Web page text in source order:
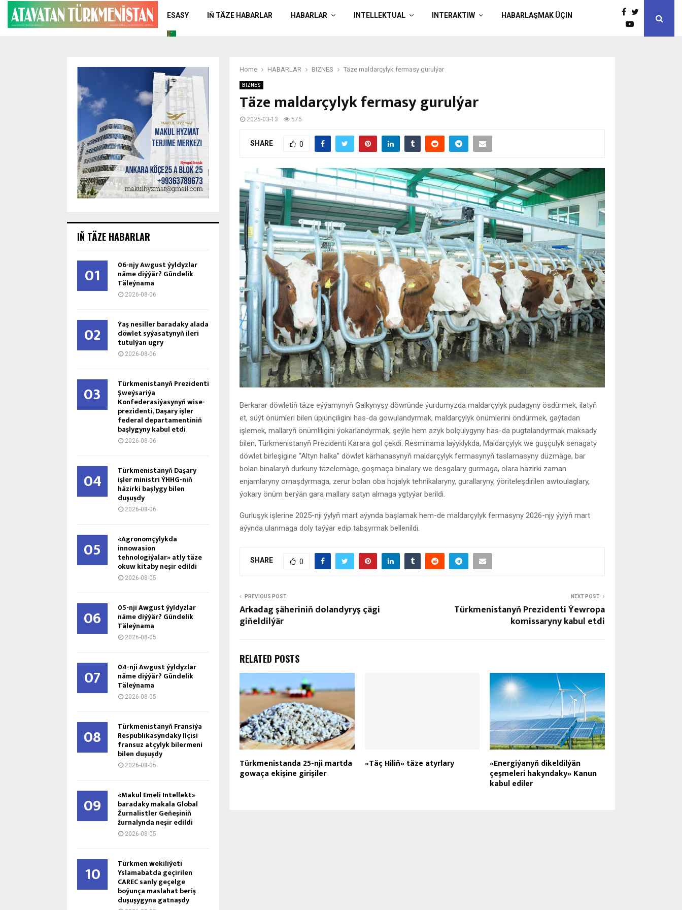
ESASY IŇ TÄZE HABARLAR HABARLAR INTELLEKTUAL INTERAKTIW HABARLAŞMAK ÜÇIN
Home HABARLAR BIZNES Täze maldarçylyk fermasy gurulýar
BIZNES
Täze maldarçylyk fermasy gurulýar
2025-03-13 575
SHARE 0
Berkarar döwletiň täze eýýamynyň Galkynyşy döwründe ýurdumyzda maldarçylyk pudagyny ösdürmek, ilatyň
et, süýt önümleri bilen üpjünçiligini has-da gowulandyrmak, maldarçylyk önümlerini öndürmek, gaýtadan
işlemek, mallaryň önümliligini ýokarlandyrmak, şeýle hem azyk bolçulygyny has-da pugtalandyrmak maksady
bilen, Türkmenistanyň Prezidenti Karara gol çekdi. Resminama laýyklykda, Maldarçylyk we guşçulyk senagaty
döwlet birleşigine “Altyn halka” döwlet kärhanasynyň maldarçylyk fermasynyň taslamasyny düzmäge, bar
bolan binalaryň durkuny täzelemäge, goşmaça binalary we desgalary gurmaga, olara häzirki zaman
enjamlaryny ornaşdyrmaga, zerur bolan oba hojalyk tehnikalaryny, gurallaryny, ýöriteleşdirilen awtoulaglary,
ýokary önüm berýän gara mallary satyn almaga ygtyýar berildi.
Gurluşyk işlerine 2025-nji ýylyň mart aýynda başlamak hem-de maldarçylyk fermasyny 2026-njy ýylyň mart
aýynda ulanmaga doly taýýar edip tabşyrmak bellenildi.
SHARE 0
PREVIOUS POST
Arkadag şäheriniň dolandyryş çägi
giňeldilýär
NEXT POST
Türkmenistanyň Prezidenti Ýewropa
komissaryny kabul etdi
RELATED POSTS
Türkmenistanda 25-nji martda
gowaça ekişine girişiler
«Täç Hiliň» täze atyrlary «Energiýanyň dikeldilýän
çeşmeleri hakyndaky» Kanun
kabul ediler
IŇ TÄZE HABARLAR
01 06-njy Awgust ýyldyzlar
näme diýýär? Gündelik
Täleýnama
2026-08-06
02 Ýaş ne­sil­ler ba­ra­da­ky ala­da
döw­let sy­ýa­sa­ty­nyň ile­ri
tu­tul­ýan ug­ry
2026-08-06
03 Türkmenistanyň Prezidenti
Şweýsariýa
Konfederasiýasynyň wise-
prezidenti, Daşary işler
federal departamentiniň
başlygyny kabul etdi
2026-08-06
04 Türkmenistanyň Daşary
işler ministri ÝHHG-niň
häzirki başlygy bilen
duşuşdy
2026-08-06
05 «Agronomçylykda
innowasion
tehnologiýalar» atly täze
okuw kitaby neşir edildi
2026-08-05
06 05-nji Awgust ýyldyzlar
näme diýýär? Gündelik
Täleýnama
2026-08-05
07 04-nji Awgust ýyldyzlar
näme diýýär? Gündelik
Täleýnama
2026-08-05
08 Türkmenistanyň Fransiýa
Respublikasyndaky Ilçisi
fransuz atçylyk bilermeni
bilen duşuşdy
2026-08-05
09 «Makul Emeli Intellekt»
baradaky makala Global
Žurnalistler Geňeşiniň
žurnalynda neşir edildi
2026-08-05
10 Türkmen wekiliýeti
Yslamabatda geçirilen
CAREC sanly geçelge
boýunça maslahat beriş
duşuşygyna gatnaşdy